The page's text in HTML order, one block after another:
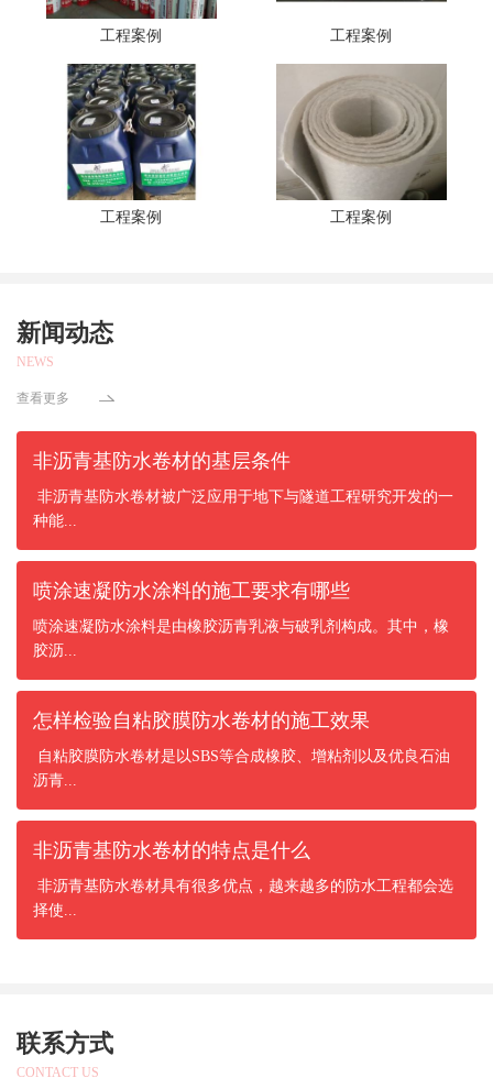
工程案例 工程案例
工程案例 工程案例
新闻动态
NEWS
查看更多
非沥青基防水卷材的基层条件
非沥青基防水卷材被广泛应用于地下与隧道工程研究开发的一
种能...
喷涂速凝防水涂料的施工要求有哪些
喷涂速凝防水涂料是由橡胶沥青乳液与破乳剂构成。其中，橡
胶沥...
怎样检验自粘胶膜防水卷材的施工效果
自粘胶膜防水卷材是以SBS等合成橡胶、增粘剂以及优良石油
沥青...
非沥青基防水卷材的特点是什么
非沥青基防水卷材具有很多优点，越来越多的防水工程都会选
择使...
联系方式
CONTACT US